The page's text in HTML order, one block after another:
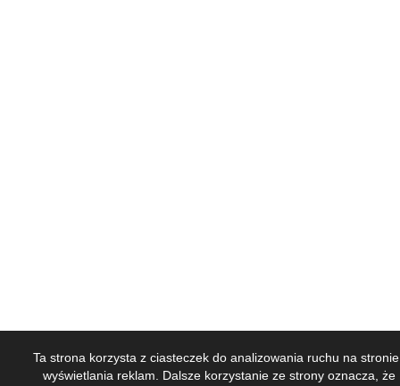
Ta strona korzysta z ciasteczek do analizowania ruchu na
wyświetlania reklam. Dalsze korzystanie ze strony oznacza, że